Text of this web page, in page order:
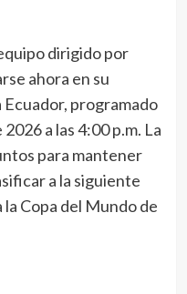
dirigido por
ahora en su
programado
a las 4:00 p.m. La
para mantener
a la siguiente
Copa del Mundo de